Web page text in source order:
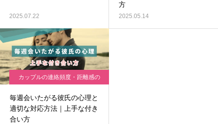
2025.07.22
方
2025.05.14
カップルの連絡頻度・距離感の
毎週会いたがる彼氏の心理と
適切な対応方法｜上手な付き
合い方